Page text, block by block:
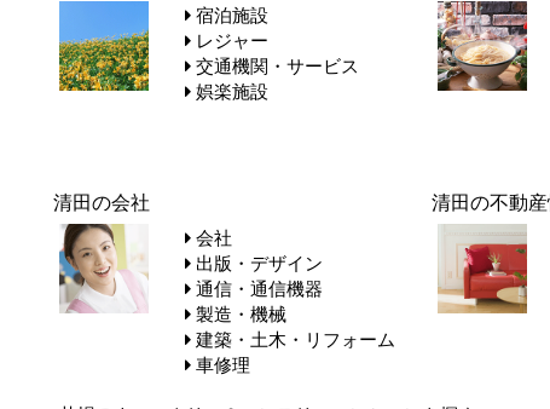
宿泊施設
レジャー
交通機関・サービス
娯楽施設
清田の会社
会社
出版・デザイン
通信・通信機器
製造・機械
建築・土木・リフォーム
車修理
清田の不動